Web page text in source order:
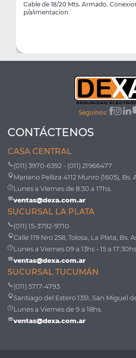
Cable de 18/20 Mts. Armado.
p/alimentacion
Seguinos:
CONTÁCTENOS
CASA CENTRAL
(011) 3970-6392 - (011) 21966477
Mariano Pelliza 4112 Munro (1605), Bs.
Lunes a Viernes de 8:30 a 17hs.
ventas@dexa.com.ar
SUCURSAL LA PLATA
(011) 15-3792-9710
Calle 119 Nro 258, Tolosa, La Plata, Bs.
Lunes a Viernes 09 a 13hs - 15 a 17:30hs
ventas@dexa.com.ar
SUCURSAL TUCUMÁN
(011) 5717-4793
Santiago del Estero 1351, San Miguel
Lunes a Viernes de 9 a 18hs.
ventas@dexa.com.ar